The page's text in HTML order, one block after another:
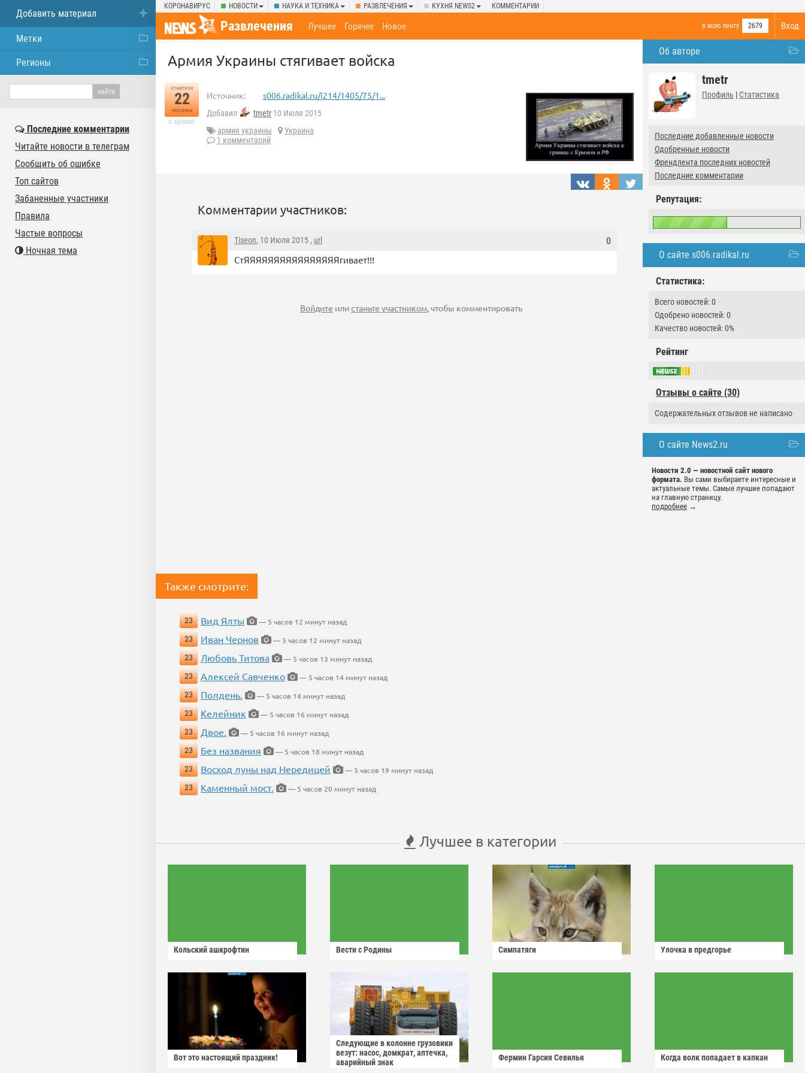
КОРОНАВИРУС НОВОСТИ НАУКА И ТЕХНИКА РАЗВЛЕЧЕНИЯ КУХНЯ NEWS2 КОММЕНТАРИИ
Вход
Развлечения в мою ленту 2679
Лучшее Горячее Новое
Об авторе
tmetr
Профиль | Статистика
Последние добавленные новости
Одобренные новости
Френдлента последних новостей
Последние комментарии
Репутация:
О сайте s006.radikal.ru
Статистика:
Всего новостей: 0
Одобрено новостей: 0
Качество новостей: 0%
Рейтинг
Отзывы о сайте (30)
Содержательных отзывов не написано
О сайте News2.ru
Новости 2.0 — новостной сайт нового
формата. Вы сами выбираете интересные и
актуальные темы. Самые лучшие попадают
на главную страницу.
подробнее →
Армия Украины стягивает войска
отметили
22
человека
в архиве
Источник: s006.radikal.ru/i214/1405/75/1...
Добавил tmetr 10 Июля 2015
армия украины
Украина
1 комментарий
Комментарии участников:
0
Tiseon, 10 Июля 2015 , url
СтЯЯЯЯЯЯЯЯЯЯЯЯЯЯЯЯгивает!!!
Войдите илистаньте участником, чтобы комментировать
Также смотрите:
23 Вид Ялты
— 5 часов 12 минут назад
23
Иван Чернов
— 5 часов 12 минут назад
23
Любовь Титова
— 5 часов 13 минут назад
23
Алексей Савченко
— 5 часов 14 минут назад
23
Полдень.
— 5 часов 14 минут назад
23
Келейник
— 5 часов 16 минут назад
23
Двое.
— 5 часов 16 минут назад
23
Без названия
— 5 часов 18 минут назад
23
Восход луны над Нередицей
— 5 часов 19 минут назад
23
Каменный мост. — 5 часов 20 минут назад
Лучшее в категории
Кольский ашкрофтин Вести с Родины Симпатяги Улочка в предгорье
Вот это настоящий праздник!
Следующие в колонне грузовики
везут: насос, домкрат, аптечка,
аварийный знак
Фермин Гарсия Севилья Когда волк попадает в капкан
Добавить материал
Метки
Регионы
Последние комментарии
Читайте новости в телеграм
Сообщить об ошибке
Топ сайтов
Забаненные участники
Правила
Частые вопросы
Ночная тема